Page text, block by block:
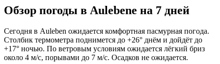
Обзор погоды в Aulebenе на 7 дней
Сегодня в Auleben ожидается комфортная пасмурная погода.
Столбик термометра поднимется до +26° днём и дойдёт до
+17° ночью. По ветровым условиям ожидается лёгкий бриз
около 4 м/с, порывами до 7 м/с. Осадков не ожидается.